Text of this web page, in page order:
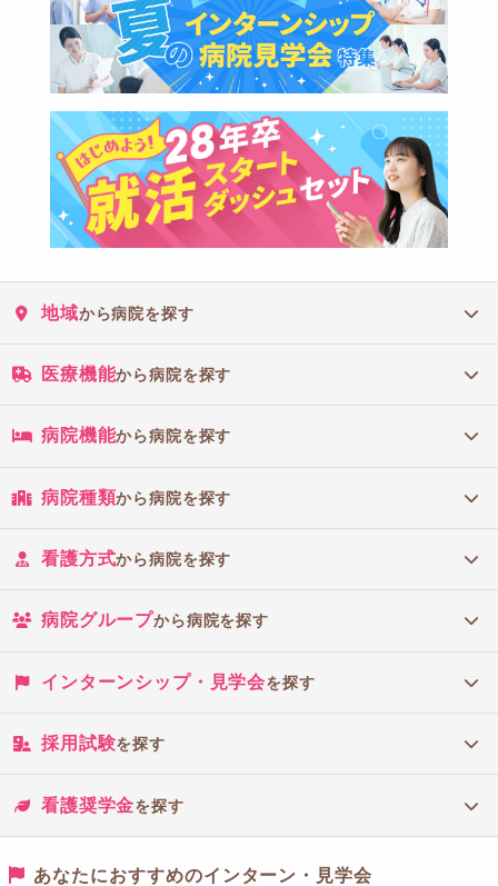
地域から病院を探す
医療機能から病院を探す
病院機能から病院を探す
病院種類から病院を探す
看護方式から病院を探す
病院グループから病院を探す
インターンシップ・見学会を探す
採用試験を探す
看護奨学金を探す
あなたにおすすめのインターン・見学会